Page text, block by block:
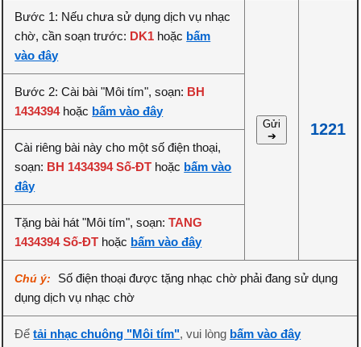
Bước 1: Nếu chưa sử dụng dịch vụ nhạc
chờ, cần soạn trước: DK1 hoặc bấm
vào đây
Gửi
➔
1221
Bước 2: Cài bài "Môi tím", soạn: BH
1434394hoặc bấm vào đây
Cài riêng bài này cho một số điện thoại,
soạn: BH 1434394 Số-ĐT hoặc bấm vào
đây
Tặng bài hát "Môi tím", soạn:TANG
1434394 Số-ĐT hoặc bấm vào đây
Chú ý:
Số điện thoại được tặng nhạc chờ phải đang sử dụng
dụng dịch vụ nhạc chờ
Đểtải nhạc chuông "Môi tím", vui lòng bấm vào đây